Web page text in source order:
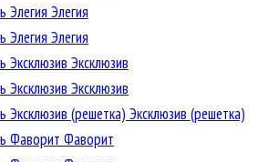
Элегия
Элегия
Эксклюзив
Эксклюзив
Эксклюзив (решетка)
Фаворит